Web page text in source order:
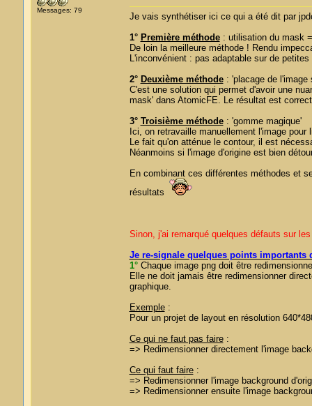
Messages: 79
Je vais synthétiser ici ce qui a été dit par
1° Première méthode: utilisation du mask
De loin la meilleure méthode ! Rendu
L'inconvénient : pas adaptable sur de
2° Deuxième méthode: 'placage de l'image
C'est une solution qui permet d'avoir une
mask' dans AtomicFE. Le résultat est
3° Troisième méthode: 'gomme magique'
Ici, on retravaille manuellement l'image
Le fait qu'on atténue le contour, il est
Néanmoins si l'image d'origine est bien
En combinant ces différentes méthodes et
résultats
Sinon, j'ai remarqué quelques défauts sur
Je re-signale quelques points importants
1° Chaque image png doit être
Elle ne doit jamais être redimensionner
graphique.
Exemple:
Pour un projet de layout en résolution
Ce qui ne faut pas faire:
=> Redimensionner directement l'image
Ce qui faut faire:
=> Redimensionner l'image background
=> Redimensionner ensuite l'image